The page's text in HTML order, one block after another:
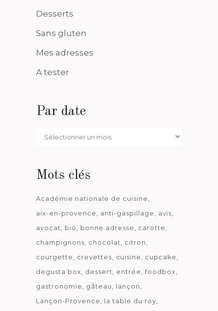
Desserts
Sans gluten
Mes adresses
A tester
Par date
Par
Mots clés
Académie nationale de cuisine
aix-en-provence
anti-gaspillage
avis
avocat
bio bonne adresse
carotte
champignons
chocolat
citron
courgette
crevettes cuisine
cupcake
degusta box
dessert entrée
foodbox
gastronomie
gâteau
lançon
Lançon-Provence
la table du roy